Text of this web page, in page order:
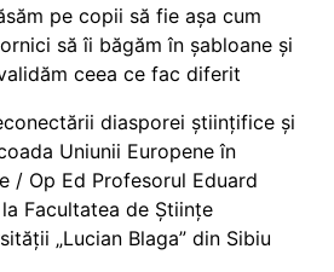
pe copii să fie așa cum
să îi băgăm în șabloane și
ceea ce fac diferit
diasporei științifice și
Uniunii Europene în
/ Op Ed Profesorul Eduard
Facultatea de Științe
„Lucian Blaga” din Sibiu